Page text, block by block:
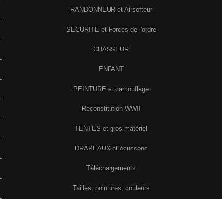
RANDONNEUR et Airsofteur
-
SECURITE et Forces de l'ordre
-
CHASSEUR
-
ENFANT
-
PEINTURE et camouflage
-
Reconstitution WWII
-
TENTES et gros matériel
-
DRAPEAUX et écussons
-
Téléchargements
-
Tailles, pointures, couleurs